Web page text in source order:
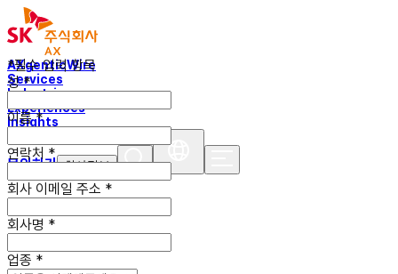
AXgenticWire
Services
Industries
Experiences
Insights
문의하기 회사정보
*필수 입력 항목
성*
이름*
연락처 *
회사 이메일 주소 *
회사명 *
업종 *